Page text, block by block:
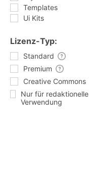
Templates
Ui Kits
Lizenz-Typ:
Standard
Premium
Creative Commons
Nur für redaktionelle
Verwendung